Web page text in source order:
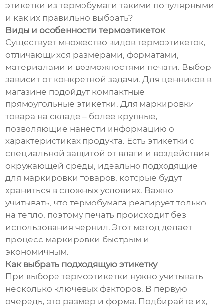
этикетки из термобумаги такими популярными
и как их правильно выбрать?
Виды и особенности термоэтикеток
Существует множество видов термоэтикеток,
отличающихся размерами, форматами,
материалами и возможностями печати. Выбор
зависит от конкретной задачи. Для ценников в
магазине подойдут компактные
прямоугольные этикетки. Для маркировки
товара на складе – более крупные,
позволяющие нанести информацию о
характеристиках продукта. Есть этикетки с
специальной защитой от влаги и воздействия
окружающей среды, идеально подходящие
для маркировки товаров, которые будут
храниться в сложных условиях. Важно
учитывать, что термобумага реагирует только
на тепло, поэтому печать происходит без
использования чернил. Этот метод делает
процесс маркировки быстрым и
экономичным.
Как выбрать подходящую этикетку
При выборе термоэтикетки нужно учитывать
несколько ключевых факторов. В первую
очередь, это размер и форма. Подбирайте их,